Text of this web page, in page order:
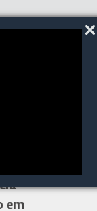
em